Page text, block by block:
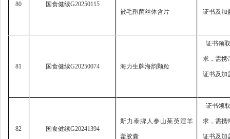
80 国食健续G20250115
被毛孢菌丝体含片 证书及加
81 国食健续G20250074 海力生牌海韵颗粒
证书领
求， 需携
证书及加
82 国食健续G20241394
斯力泰牌人参山茱萸淫羊
藿胶囊
证书领
求， 需携
证书及加